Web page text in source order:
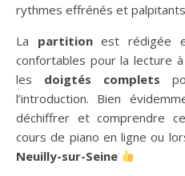
rythmes effrénés et
La partitionest rédigée
confortables pour la lecture
les doigtés complets
l’introduction. Bien
déchiffrer et comprendre
cours de piano en ligne ou
Neuilly-sur-Seine